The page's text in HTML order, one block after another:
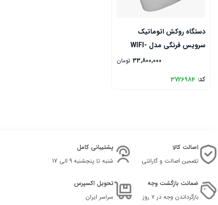
دستگاه روکش اتوماتیک
سرویس فرنگی مدل WIFI-
33,800,000 تومان
کد: 3726984
اصالت کالا
تضمین اصالت و گارانتی
پشتیبانی کامل
شنبه تا پنجشنبه 9 الی 17
ضمانت بازگشت وجه
بازگرداندن وجه در ۷ روز
تحویل اکسپرس
سراسر ایران